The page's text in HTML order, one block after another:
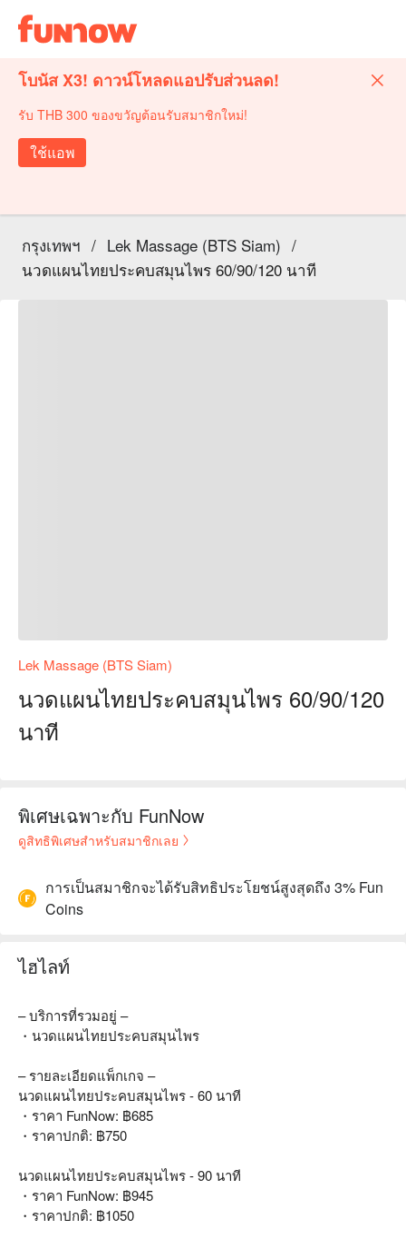
โบนัส X3! ดาวน์โหลดแอปรับส่วนลด!
รับ THB 300 ของขวัญต้อนรับสมาชิกใหม่!
ใช้แอพ
กรุงเทพฯ / Lek Massage (BTS Siam) /
นวดแผนไทยประคบสมุนไพร 60/90/120 นาที
Lek Massage (BTS Siam)
นวดแผนไทยประคบสมุนไพร 60/90/120
นาที
พิเศษเฉพาะกับ FunNow
ดูสิทธิพิเศษสำหรับสมาชิกเลย
การเป็นสมาชิกจะได้รับสิทธิประโยชน์สูงสุดถึง 3% Fun
Coins
ไฮไลท์
– บริการที่รวมอยู่ –
・นวดแผนไทยประคบสมุนไพร
– รายละเอียดแพ็กเกจ –
นวดแผนไทยประคบสมุนไพร - 60 นาที
・ราคา FunNow: ฿685
・ราคาปกติ: ฿750
นวดแผนไทยประคบสมุนไพร - 90 นาที
・ราคา FunNow: ฿945
・ราคาปกติ: ฿1050